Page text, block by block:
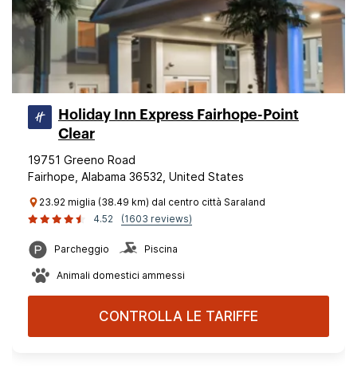
Holiday Inn Express Fairhope-Point
Clear
19751 Greeno Road
Fairhope, Alabama 36532, United States
23.92 miglia (38.49 km) dal centro città Saraland
4.52
(1603 reviews)
Parcheggio Piscina
Animali domestici ammessi
CONTROLLA LE TARIFFE